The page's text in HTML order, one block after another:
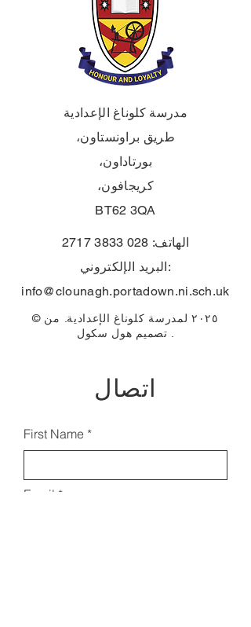
مدرسة كلوناغ الإعدادية
طريق براونستاون،
بورتاداون،
كريجافون،
BT62 3QA
الهاتف: 028 3833 2717
البريد الإلكتروني:
info@clounagh.portadown.ni.sch.uk
© ٢٠٢٥ لمدرسة كلوناغ الإعدادية. من
تصميم هول سكول
اتصال
First Name
Email